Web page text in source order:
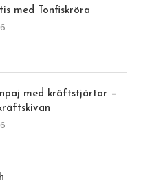
med Tonfiskröra
med kräftstjärtar –